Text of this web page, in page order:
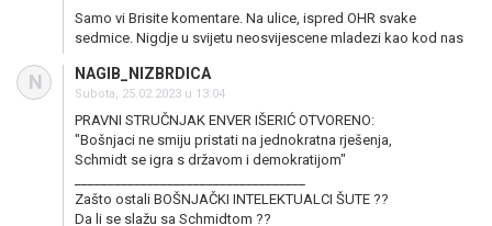
Samo vi Brisite komentare. Na ulice, ispred OHR svake
sedmice. Nigdje u svijetu neosvijescene mladezi kao kod nas
N NAGIB_NIZBRDICA
Subota, 25.02.2023 u 13:04
PRAVNI STRUČNJAK ENVER IŠERIĆ OTVORENO:
"Bošnjaci ne smiju pristati na jednokratna rješenja,
Schmidt se igra s državom i demokratijom"
Zašto ostali BOŠNJAČKI INTELEKTUALCI ŠUTE ??
Da li se slažu sa Schmidtom ??